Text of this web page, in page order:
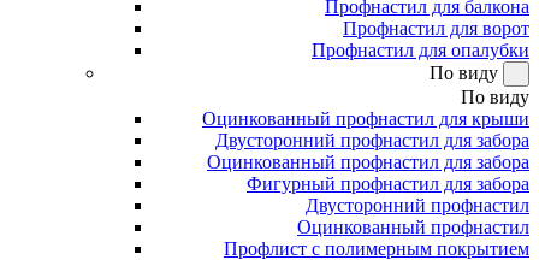
Профнастил для балкона
Профнастил для ворот
Профнастил для опалубки
По виду
По виду
Оцинкованный профнастил для крыши
Двусторонний профнастил для забора
Оцинкованный профнастил для забора
Фигурный профнастил для забора
Двусторонний профнастил
Оцинкованный профнастил
Профлист с полимерным покрытием